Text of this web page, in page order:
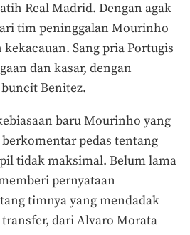
Real Madrid. Dengan agak
tim peninggalan Mourinho
Sang pria Portugis
dan kasar, dengan
Benitez.
baru Mourinho yang
pedas tentang
tidak maksimal. Belum lama
pernyataan
timnya yang mendadak
dari Alvaro Morata